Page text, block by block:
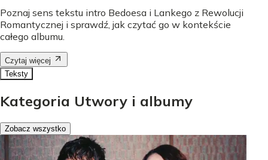
Poznaj sens tekstu intro Bedoesa i Lankego z Rewolucji
Romantycznej i sprawdź, jak czytać go w kontekście
całego albumu.
Czytaj więcej
Teksty
Kategoria Utwory i albumy
Zobacz wszystko